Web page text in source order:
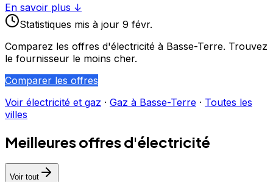
En savoir plus ↓
Statistiques mis à jour 9 févr.
Comparez les offres d'électricité à Basse-Terre. Trouvez
le fournisseur le moins cher.
Comparer les offres
Voir électricité et gaz · Gaz à Basse-Terre · Toutes les
villes
Meilleures offres d'électricité
Voir tout